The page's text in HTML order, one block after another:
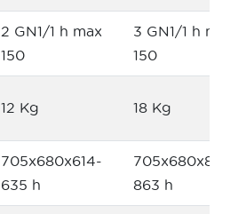
2 GN1/1 h max
150
3 GN1/1 h max
150
12 Kg 18 Kg
705x680x614-
635 h
705x680x842-
863 h